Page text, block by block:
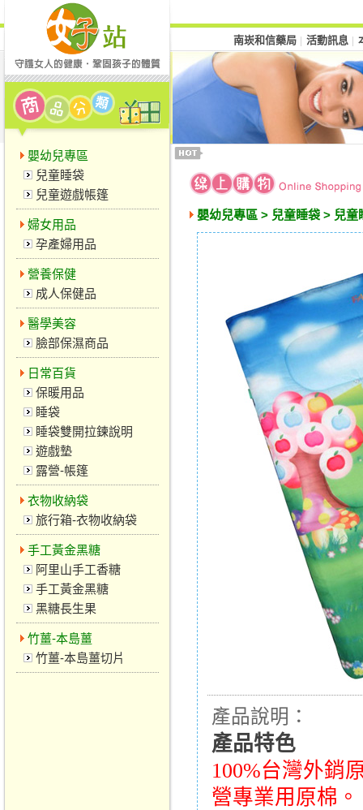
嬰幼兒專區
兒童睡袋
兒童遊戲帳篷
婦女用品
孕產婦用品
營養保健
成人保健品
醫學美容
臉部保濕商品
日常百貨
保暖用品
睡袋
睡袋雙開拉鍊說明
遊戲墊
露營-帳篷
衣物收納袋
旅行箱-衣物收納袋
手工黃金黑糖
阿里山手工香糖
手工黃金黑糖
黑糖長生果
竹薑-本島薑
竹薑-本島薑切片
南崁和信藥局 活動訊息
嬰幼兒專區 > 兒童睡袋 > 兒童
產品說明：
產品特色
100%台灣外銷
營專業用原棉。